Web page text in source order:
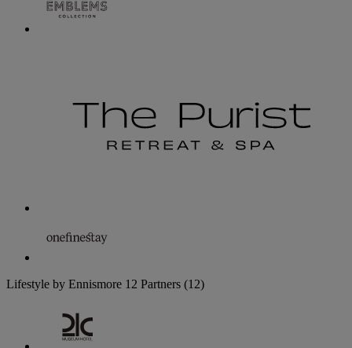
Lifestyle by Ennismore 12 Partners (12)